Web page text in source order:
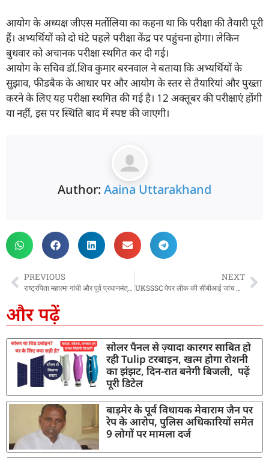
आयोग के अध्यक्ष जीएस मर्तोलिया का कहना था कि परीक्षा की तैयारी पूरी
हैं। अभ्यर्थियों को दो घंटे पहले परीक्षा केंद्र पर पहुंचना होगा। लेकिन
बुधवार को अचानक परीक्षा स्थगित कर दी गई।
आयोग के सचिव डॉ.शिव कुमार बरनवाल ने बताया कि अभ्यर्थियों के
सुझाव, फीडबैक के आधार पर और आयोग के स्तर से तैयारियां और पुख्ता
करने के लिए यह परीक्षा स्थगित की गई है। 12 अक्तूबर की परीक्षाएं होंगी
या नहीं, इस पर स्थिति बाद में स्पष्ट की जाएगी।
Author: Aaina Uttarakhand
PREVIOUS
राष्ट्रपिता महात्मा गांधी और पूर्व प्रधानमंत्री स्व. लाल बहादुर शास्त्री की जयंती आज, CM ने किया – भावपूर्ण स्मरण
NEXT
UKSSSC पेपर लीक की सीबीआई जांच का सीएम धामी ने किया अनुमोदन, 29 सितंबर को की थी घोषणा
और पढ़ें
सोलर पैनल से ज़्यादा कारगर साबित हो
रही Tulip टरबाइन, खत्म होगा रोशनी
का झंझट, दिन-रात बनेगी बिजली, पढ़ें
पूरी डिटेल
बाड़मेर के पूर्व विधायक मेवाराम जैन पर
रेप के आरोप, पुलिस अधिकारियों समेत
9 लोगों पर मामला दर्ज